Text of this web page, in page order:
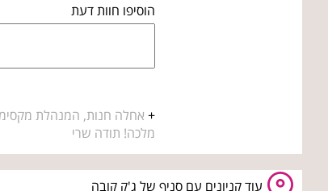
הוסיפו חוות דעת
+ אחלה חנות, המנהלת
מלכה! תודה שרי
עוד קניונים עם סניף של ג'ק קובה